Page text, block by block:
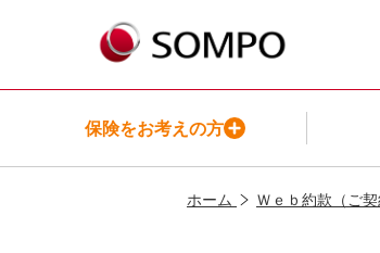
保険をお考えの方
ホーム Ｗｅｂ約款（ご契